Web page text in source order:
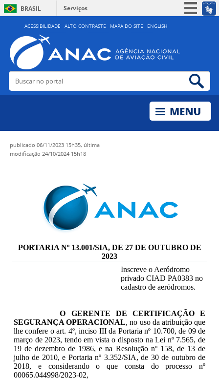
ACESSIBILIDADE ALTO CONTRASTE MAPA DO SITE ENGLISH
BRASIL
Serviços
Simplifique!
Acesso à informação
Legislação
Buscar no portal
publicado 06/11/2023 15h35, última
modificação 24/10/2024 15h18
PORTARIA Nº 13.001/SIA, DE 27 DE OUTUBRO DE
2023
Inscreve o Aeródromo
privado CIAD PA0383 no
cadastro de aeródromos.
O GERENTE DE CERTIFICAÇÃO E
SEGURANÇA OPERACIONAL, no uso da atribuição que
lhe confere o art. 4º, inciso III da Portaria nº 10.700, de 09 de
março de 2023, tendo em vista o disposto na Lei nº 7.565, de
19 de dezembro de 1986, e na Resolução nº 158, de 13 de
julho de 2010, e Portaria nº 3.352/SIA, de 30 de outubro de
2018, e considerando o que consta do processo nº
00065.044998/2023-02,